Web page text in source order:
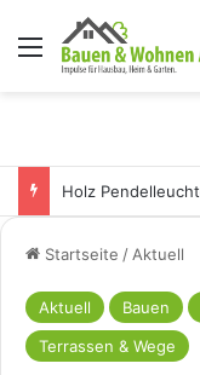
Menü
Startseite / Aktuell
Aktuell Bauen
Terrassen & Wege